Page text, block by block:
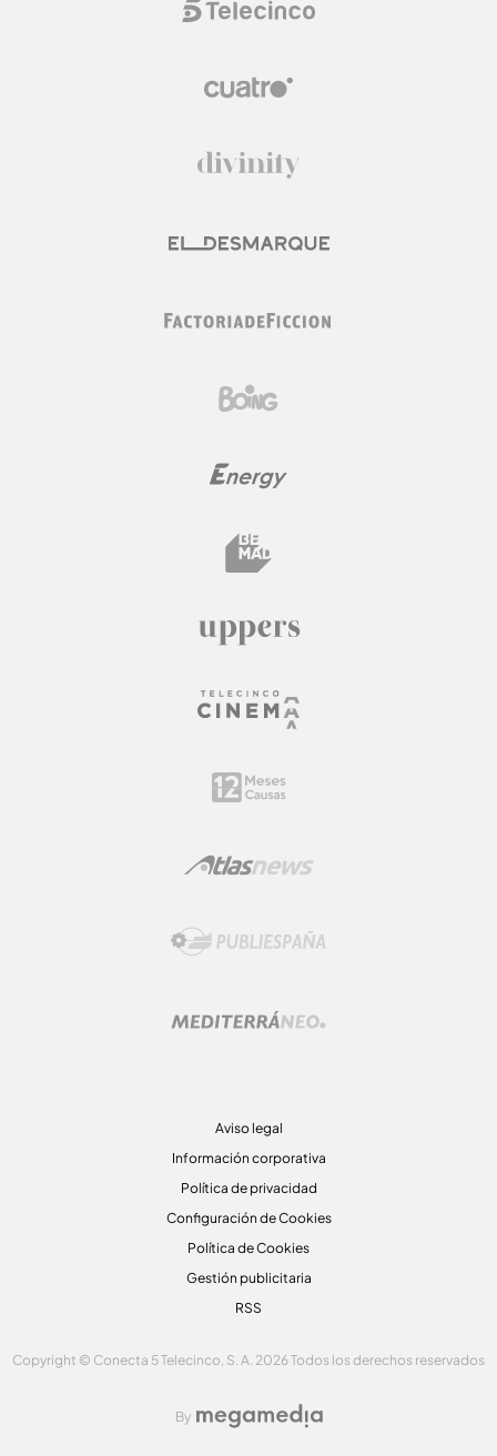
Aviso legal
Información corporativa
Política de privacidad
Configuración de Cookies
Política de Cookies
Gestión publicitaria
RSS
Copyright © Conecta 5 Telecinco, S. A. 2026 Todos los derechos reservados
By